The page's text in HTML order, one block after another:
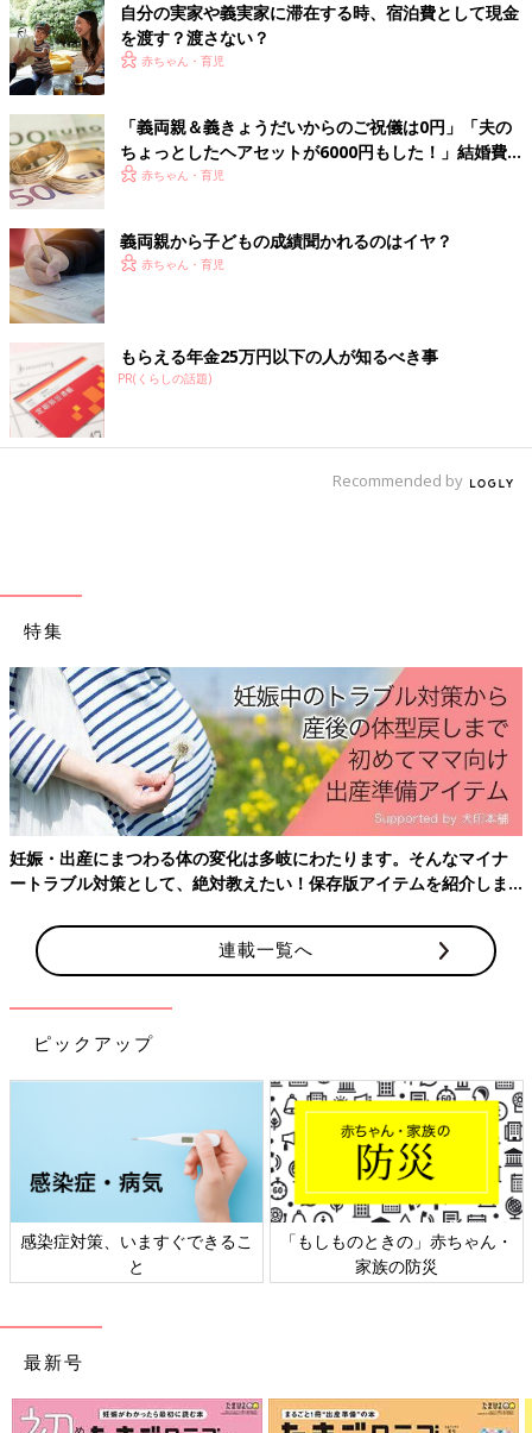
な声が寄せられました。
どんなに仲が良かったとしても、会う機会が多かったり、仲良く
なりすぎると嫌な部分というのはどうしても見えてきます。ある
程度の距離をとったほうがお互いの関係安定につながるかもしれ
ませんね。
（文：ふくだりょうこ）
■文中のコメントは『ウィメンズパーク』の投稿を再編集したも
のです。
自分の実家や義実家に滞在する時、宿泊費として現金
を渡す？渡さない？
赤ちゃん・育児
「義両親＆義きょうだいからのご祝儀は0円」「夫の
ちょっとしたヘアセットが6000円もした！」結婚費
用で一番節約したモノは？モヤっとエピソードも！
赤ちゃん・育児
義両親から子どもの成績聞かれるのはイヤ？
赤ちゃん・育児
もらえる年金25万円以下の人が知るべき事
PR(くらしの話題)
Recommended by
特集
妊娠・出産にまつわる体の変化は多岐にわたります。そんなマイナ
ートラブル対策として、絶対教えたい！保存版アイテムを紹介しま
連載一覧へ
ピックアップ
感染症対策、いますぐできるこ
と
「もしものときの」赤ちゃん・
家族の防災
最新号